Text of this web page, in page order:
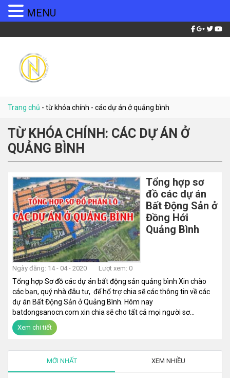
Trang chủ - từ khóa chính - các dự án ở quảng bình
TỪ KHÓA CHÍNH: CÁC DỰ ÁN Ở
QUẢNG BÌNH
Tổng hợp sơ
đồ các dự án
Bất Động Sản ở
Đồng Hới
Quảng Bình
Ngày đăng: 14 - 04 - 2020 Lượt xem: 0
Tổng hợp Sơ đồ các dự án bất động sản quảng bình Xin chào
các bạn, quý nhà đâu tư, để hổ trợ chia sẽ các thông tin về các
dự án Bất Động Sản ở Quảng Bình. Hôm nay
batdongsanocn.com xin chia sẽ cho tất cả mọi người sơ...
Xem chi tiết
MỚI NHẤT XEM NHIỀU
MENU